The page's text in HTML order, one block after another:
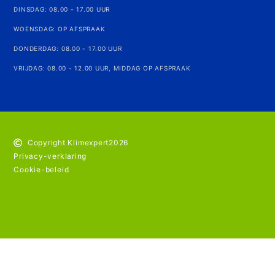
DINSDAG: 08.00 - 17.00 UUR
WOENSDAG: OP AFSPRAAK
DONDERDAG: 08.00 - 17.00 UUR
VRIJDAG: 08.00 - 12.00 UUR, MIDDAG OP AFSPRAAK
Copyright Klimexpert2026
Privacy-verklaring
Cookie-beleid